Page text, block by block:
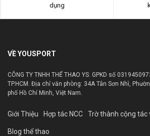
dụng
VỀ YOUSPORT
CÔNG TY TNHH THỂ THAO YS. GPKD số
TP.HCM. Địa chỉ văn phòng: 34A Tân Sơn Nhì,
phố Hồ Chí Minh, Việt Nam.
Giới Thiệu Hợp tác NCC Trờ thành cộng tác
Blog thể thao